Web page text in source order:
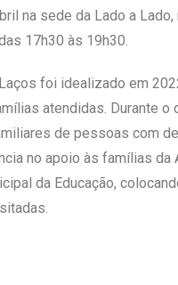
na sede da Lado a
17h30 às 19h30.
foi idealizado em
atendidas. Durante
de pessoas com
no apoio às famílias
da Educação,